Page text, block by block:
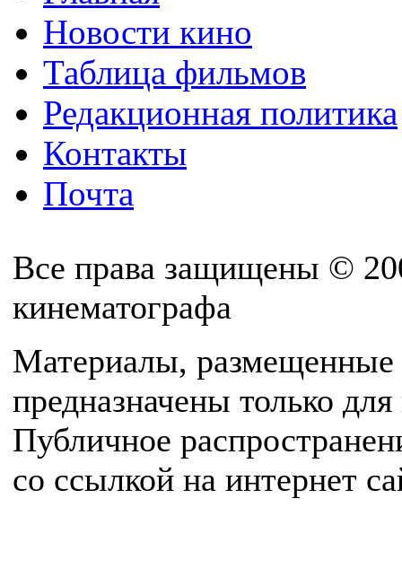
Новости кино
Таблица фильмов
Редакционная политика
Контакты
Почта
Все права защищены ©
кинематографа
Материалы, размещенные
предназначены только
Публичное
со ссылкой на интернет